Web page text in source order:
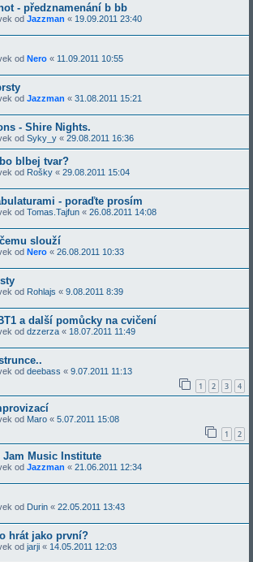
- předznamenání b bb
od Jazzman « 19.09.2011 23:40
od Nero « 11.09.2011 10:55
od Jazzman « 31.08.2011 15:21
- Shire Nights.
od Syky_y « 29.08.2011 16:36
blbej tvar?
od Rošky « 29.08.2011 15:04
- poraďte prosím
od Tomas.Tajfun « 26.08.2011 14:08
slouží
od Nero « 26.08.2011 10:33
od Rohlajs « 9.08.2011 8:39
a další pomůcky na cvičení
od dzzerza « 18.07.2011 11:49
od deebass « 9.07.2011 11:13
1 2 3 4
od Maro « 5.07.2011 15:08
1 2
Jam Music Institute
od Jazzman « 21.06.2011 12:34
od Durin « 22.05.2011 13:43
hrát jako první?
od jarji « 14.05.2011 12:03